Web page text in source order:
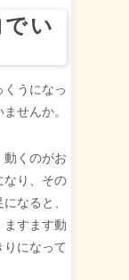
い
うになっ
せんか。
動くのがお
なり、その
なると、
ますます動
になって